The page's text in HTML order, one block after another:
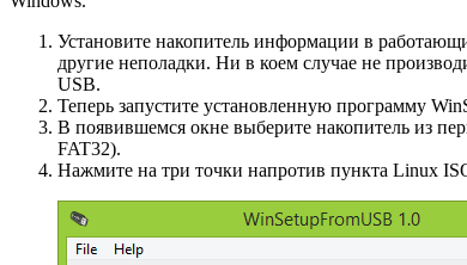
Установите накопитель информации в
другие неполадки. Ни в коем случае не
USB.
Теперь запустите установленную программу
В появившемся окне выберите накопитель из
FAT32).
Нажмите на три точки напротив пункта Linux